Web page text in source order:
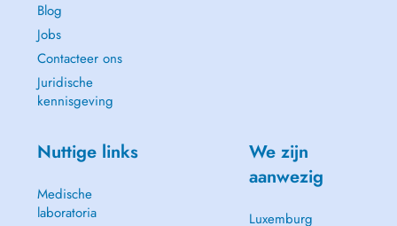
Blog
Jobs
Contacteer ons
Juridische
kennisgeving
Nuttige links
Medische
laboratoria
We zijn
aanwezig
Luxemburg